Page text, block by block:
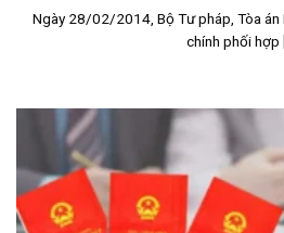
Ngày 28/02/2014, Bộ Tư pháp, Tòa án
chính phối hợp